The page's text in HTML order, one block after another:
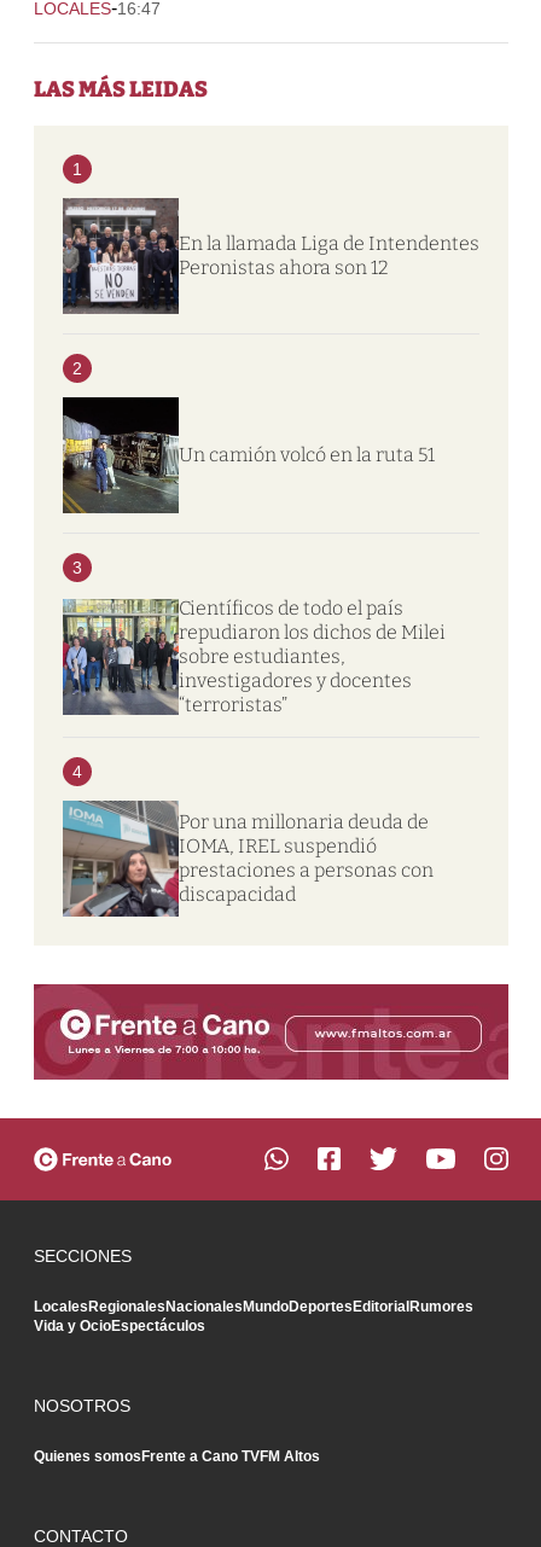
LOCALES-16:47
LAS MÁS LEIDAS
1
En la llamada Liga de Intendentes
Peronistas ahora son 12
2
Un camión volcó en la ruta 51
3
Científicos de todo el país
repudiaron los dichos de Milei
sobre estudiantes,
investigadores y docentes
“terroristas”
4
Por una millonaria deuda de
IOMA, IREL suspendió
prestaciones a personas con
discapacidad
SECCIONES
LocalesRegionalesNacionalesMundoDeportesEditorialRumores
Vida y OcioEspectáculos
NOSOTROS
Quienes somosFrente a Cano TVFM Altos
CONTACTO